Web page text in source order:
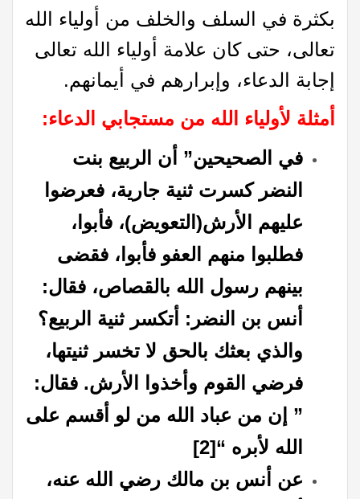
بكثرة في السلف والخلف من أولياء الله
تعالى، حتى كان علامة أولياء الله تعالى
إجابة الدعاء، وإبرارهم في أيمانهم.
أمثلة لأولياء الله من مستجابي الدعاء:
في الصحيحين” أن الربيع بنت
النضر کسرت ثنية جارية، فعرضوا
عليهم الأرش(التعويض)، فأبوا،
فطلبوا منهم العفو فأبوا، فقضى
بينهم رسول الله بالقصاص، فقال:
أنس بن النضر: أتكسر ثنية الربيع؟
والذي بعثك بالحق لا تخسر ثنيتها،
فرضي القوم وأخذوا الأرش. فقال:
” إن من عباد الله من لو أقسم على
الله لأبره “[2]
عن أنس بن مالك رضي الله عنه،